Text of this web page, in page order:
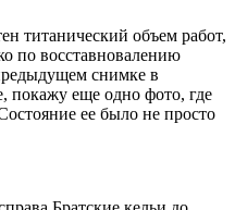
титанический объем работ,
по восставновалению
снимке в
покажу еще одно фото, где
ее было не просто